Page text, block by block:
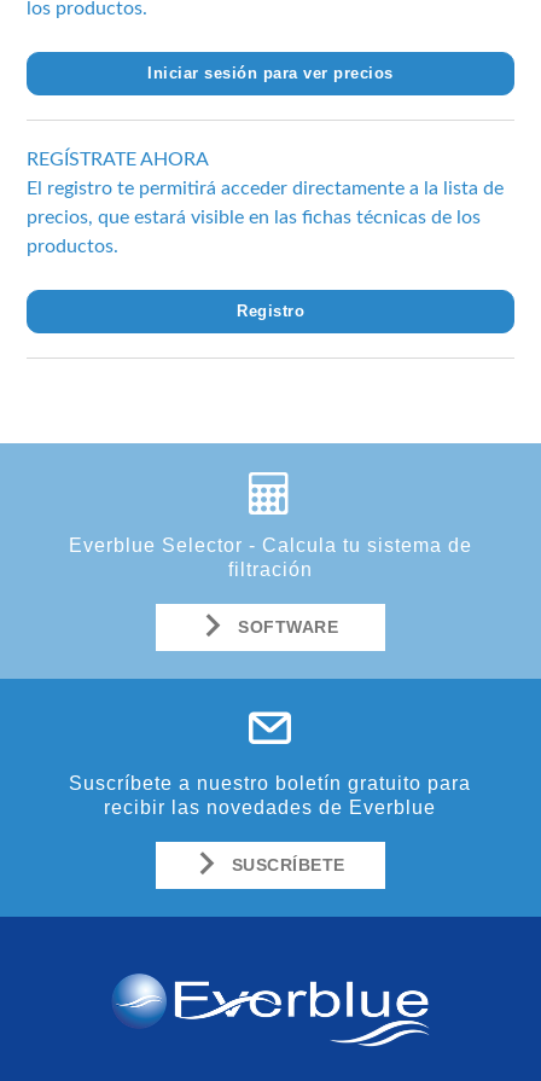
los productos.
Iniciar sesión para ver precios
REGÍSTRATE AHORA
El registro te permitirá acceder directamente a la lista de
precios, que estará visible en las fichas técnicas de los
productos.
Registro
Everblue Selector - Calcula tu sistema de
filtración
SOFTWARE
Suscríbete a nuestro boletín gratuito para
recibir las novedades de Everblue
SUSCRÍBETE